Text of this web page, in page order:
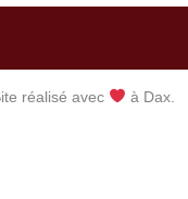
réalisé avec à Dax.